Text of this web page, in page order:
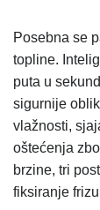
Posebna se
topline.
puta u
sigurnije
vlažnosti,
oštećenja
brzine, tri
fiksiranje